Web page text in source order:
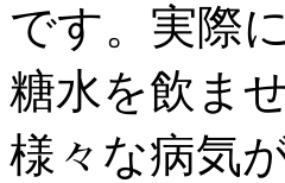
です。実際
糖水を飲ま
様々な病気